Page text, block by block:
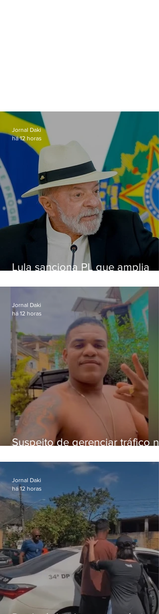
Lula sanciona PL que amplia
crianças
Jornal Daki
há 12 horas
Suspeito de gerenciar tráfico na
foragido
Jornal Daki
há 12 horas
Jornal Daki
há 12 horas